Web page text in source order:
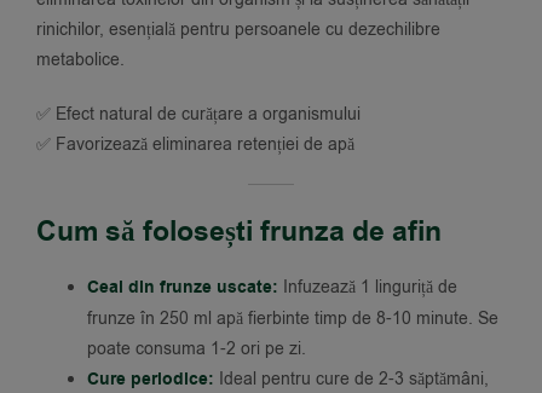
rinichilor, esențială pentru persoanele cu dezechilibre
metabolice.
✅ Efect natural de curățare a organismului
✅ Favorizează eliminarea retenției de apă
Cum să folosești frunza de afin
Ceai din frunze uscate: Infuzează 1 linguriță de
frunze în 250 ml apă fierbinte timp de 8-10 minute. Se
poate consuma 1-2 ori pe zi.
Cure periodice: Ideal pentru cure de 2-3 săptămâni,